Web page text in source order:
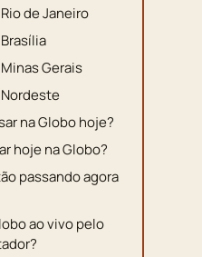
de Janeiro
Gerais
na Globo hoje?
hoje na Globo?
passando agora
ao vivo pelo